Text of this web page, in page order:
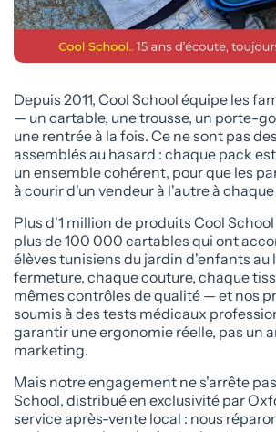
Depuis 2011, Cool School équipe les
— un cartable, une trousse, un porte-
une rentrée à la fois. Ce ne sont pas
assemblés au hasard : chaque pack
un ensemble cohérent, pour que les
à courir d'un vendeur à l'autre à
Plus d'1 million de produits Cool
plus de 100 000 cartables qui ont
élèves tunisiens du jardin d'enfants au
fermeture, chaque couture, chaque
mêmes contrôles de qualité — et nos
soumis à des tests médicaux
garantir une ergonomie réelle, pas un
marketing.
Mais notre engagement ne s'arrête
School, distribué en exclusivité par
service après-vente local : nous